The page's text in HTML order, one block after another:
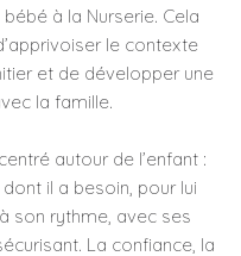
à la Nurserie. Cela
le contexte
et de développer une
la famille.
autour de l’enfant :
il a besoin, pour lui
son rythme, avec ses
La confiance, la